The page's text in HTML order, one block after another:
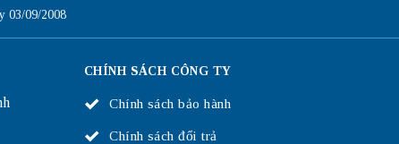
03/09/2008
CHÍNH SÁCH CÔNG TY
Chính sách bảo hành
Chính sách đổi trả